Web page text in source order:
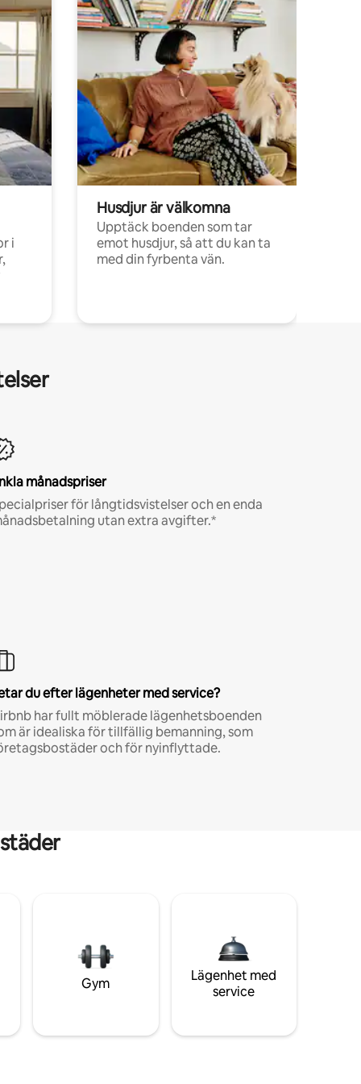
i
Husdjur är välkomna
Upptäck boenden som tar
emot husdjur, så att du kan ta
med din fyrbenta vän.
månadspriser
för långtidsvistelser och en enda
utan extra avgifter.*
du efter lägenheter med service?
har fullt möblerade lägenhetsboenden
är idealiska för tillfällig bemanning, som
och för nyinflyttade.
Gym
Lägenhet med
service